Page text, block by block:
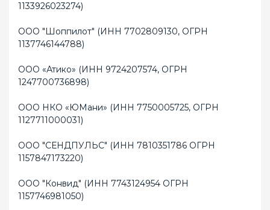
1133926023274)
ООО "Шоппилот" (ИНН 7702809130, ОГРН
1137746144788)
ООО «Атико» (ИНН 9724207574, ОГРН
1247700736898)
ООО НКО «ЮМани» (ИНН 7750005725, ОГРН
1127711000031)
ООО "СЕНДПУЛЬС" (ИНН 7810351786 ОГРН
1157847173220)
ООО "Конвид" (ИНН 7743124954 ОГРН
1157746981050)